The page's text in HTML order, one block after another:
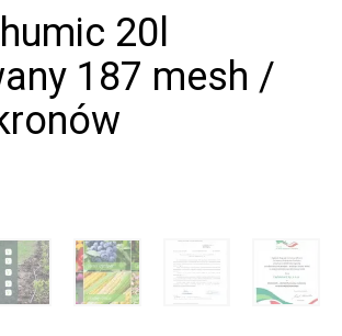
187 mesh /